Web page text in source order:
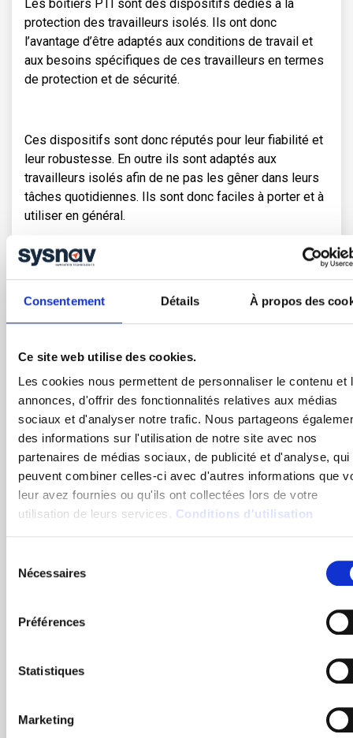
Consentement Détails À propos des
Ce site web utilise des cookies.
Les cookies nous permettent de personnaliser le contenu et
annonces, d'offrir des fonctionnalités relatives aux médias
sociaux et d'analyser notre trafic. Nous partageons
des informations sur l'utilisation de notre site avec nos
partenaires de médias sociaux, de publicité et d'analyse, qui
peuvent combiner celles-ci avec d'autres informations que
leur avez fournies ou qu'ils ont collectées lors de votre
utilisation de leurs services. Conditions d'utilisation
Nécessaires
Préférences
Statistiques
Marketing
Les boitiers PTI sont des dispositifs dédiés à la
protection des travailleurs isolés. Ils ont donc
l’avantage d’être adaptés aux conditions de travail et
aux besoins spécifiques de ces travailleurs en termes
de protection et de sécurité.
Ces dispositifs sont donc réputés pour leur fiabilité et
leur robustesse. En outre ils sont adaptés aux
travailleurs isolés afin de ne pas les gêner dans leurs
tâches quotidiennes. Ils sont donc faciles à porter et à
utiliser en général.
Certains modèles avancés, comme le DATI de Sysnav,
intègrent également la géolocalisation GPS, ce qui
Inconvénients des boîtiers PTI
Néanmoins, l’un des inconvénients de ces dispositifs
est qu’ils ne permettent pas une communication
pallier cette faille. Ils offrent dans ce cas un bon